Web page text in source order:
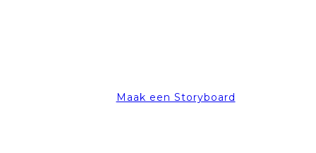
Maak een Storyboard